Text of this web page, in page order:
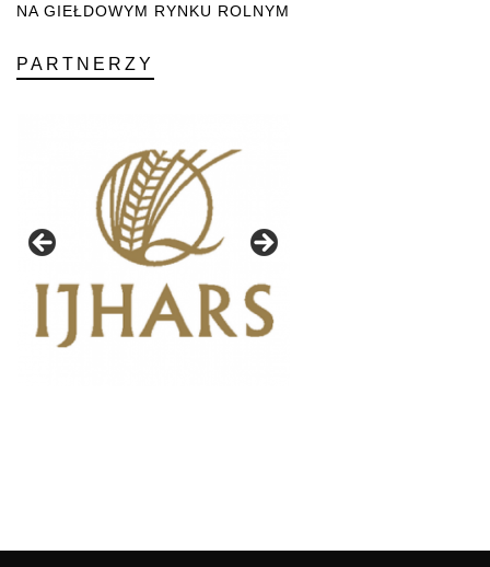
NA GIEŁDOWYM RYNKU ROLNYM
PARTNERZY